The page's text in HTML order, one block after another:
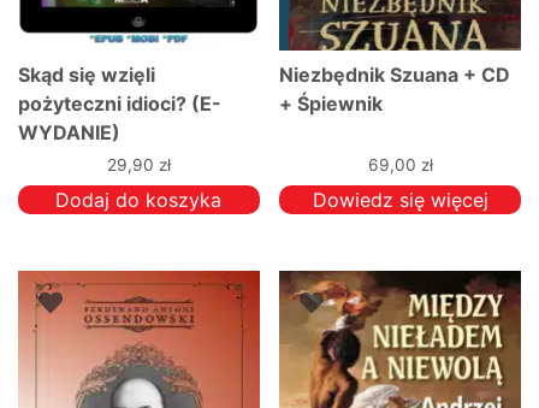
Skąd się wzięli
pożyteczni idioci? (E-
WYDANIE)
29,90 zł
Dodaj do koszyka
Niezbędnik Szuana + CD
+ Śpiewnik
69,00 zł
Dowiedz się więcej